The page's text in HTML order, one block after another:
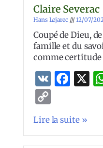
Claire Severac
Hans Lejarec 12/07/
Coupé de Dieu,
famille et du
comme
VK X
Link
Lire la suite »